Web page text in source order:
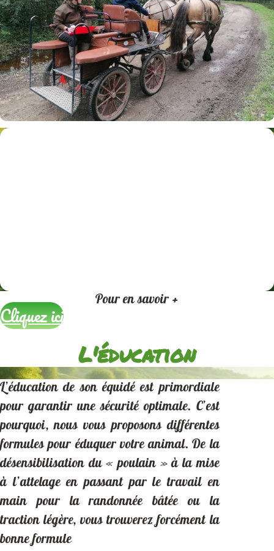
Pour en savoir +
Cliquez ici
L'éducation
L’éducation de son équidé est primordiale
pour garantir une sécurité optimale. C’est
pourquoi, nous vous proposons différentes
formules pour éduquer votre animal. De la
désensibilisation du « poulain » à la mise
à l’attelage en passant par le travail en
main pour la randonnée bâtée ou la
traction légère, vous trouverez forcément la
bonne formule